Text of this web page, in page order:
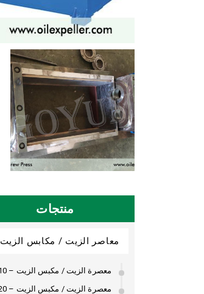
منتجات
معاصر الزيت / مكابس الزيت
معصرة الزيت / مكبس الزيت – G 10
معصرة الزيت / مكبس الزيت – G 20